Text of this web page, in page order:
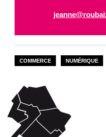
COMMERCE NUMÉRIQUE